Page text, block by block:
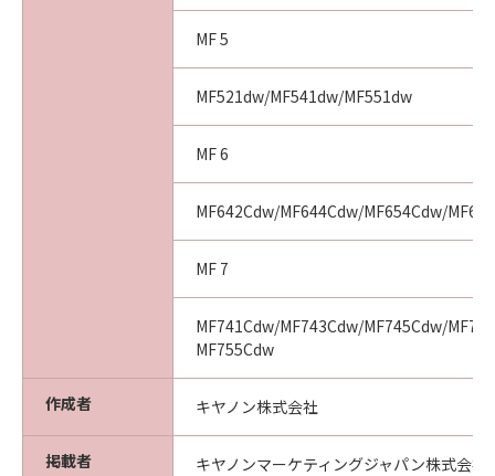
MF 5
MF521dw/MF541dw/MF551dw
MF 6
MF642Cdw/MF644Cdw/MF654Cdw/
MF 7
MF741Cdw/MF743Cdw/MF745Cdw/
MF755Cdw
作成者 キヤノン株式会社
掲載者 キヤノンマーケティングジャパン株式会社